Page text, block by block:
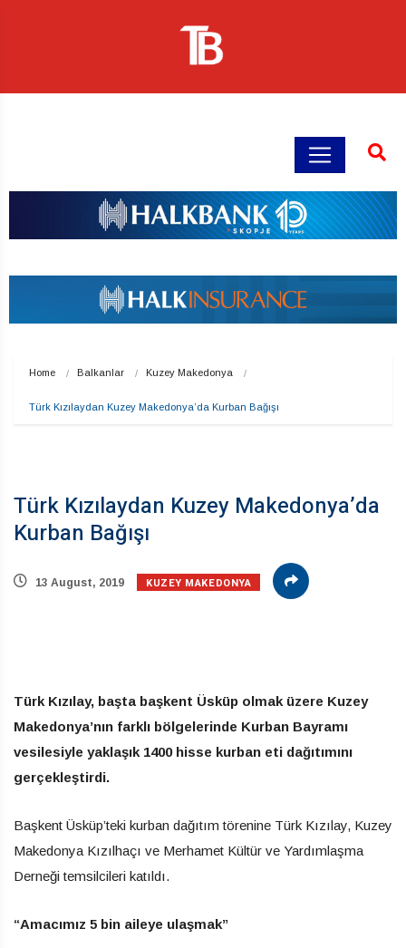
Home Balkanlar Kuzey Makedonya
Türk Kızılaydan Kuzey Makedonya’da Kurban Bağışı
Türk Kızılaydan Kuzey Makedonya’da
Kurban Bağışı
13 August, 2019 KUZEY MAKEDONYA
Türk Kızılay, başta başkent Üsküp olmak üzere Kuzey
Makedonya’nın farklı bölgelerinde Kurban Bayramı
vesilesiyle yaklaşık 1400 hisse kurban eti dağıtımını
gerçekleştirdi.
Başkent Üsküp’teki kurban dağıtım törenine Türk Kızılay, Kuzey
Makedonya Kızılhaçı ve Merhamet Kültür ve Yardımlaşma
Derneği temsilcileri katıldı.
“Amacımız 5 bin aileye ulaşmak”